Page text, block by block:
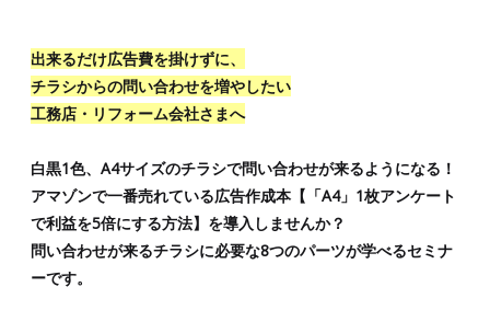
出来るだけ広告費を掛けずに、
チラシからの問い合わせを増やしたい
工務店・リフォーム会社さまへ
白黒1色、A4サイズのチラシで問い合わせが来るようになる！
アマゾンで一番売れている広告作成本【「A4」1枚アンケート
で利益を5倍にする方法】を導入しませんか？
問い合わせが来るチラシに必要な8つのパーツが学べるセミナ
ーです。